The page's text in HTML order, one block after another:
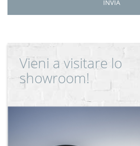
Vieni a visitare lo
showroom!